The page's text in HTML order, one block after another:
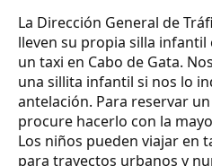
La Dirección General de
lleven su propia silla
un taxi en Cabo de Gata.
una sillita infantil si nos lo
antelación. Para reservar
procure hacerlo con la
Los niños pueden viajar en
para trayectos urbanos y